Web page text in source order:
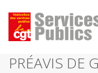
PRÉAVIS DE